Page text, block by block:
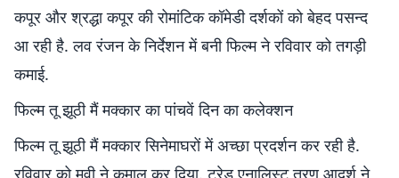
कपूर और श्रद्धा कपूर की रोमांटिक कॉमेडी दर्शकों को बेहद पसन्द
आ रही है. लव रंजन के निर्देशन में बनी फिल्म ने रविवार को तगड़ी
कमाई.
फिल्म तू झूठी मैं मक्कार का पांचवें दिन का कलेक्शन
फिल्म तू झूठी मैं मक्कार सिनेमाघरों में अच्छा प्रदर्शन कर रही है.
रविवार को मूवी ने कमाल कर दिया. ट्रेड एनालिस्ट तरण आदर्श ने